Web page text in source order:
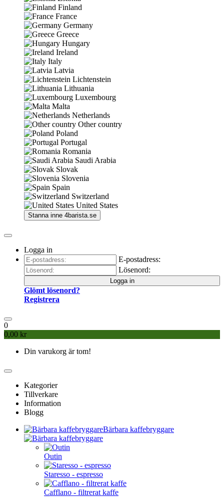
Finland
France
Germany
Greece
Hungary
Ireland
Italy
Latvia
Lichtenstein
Lithuania
Luxembourg
Malta
Netherlands
Other country
Poland
Portugal
Romania
Saudi Arabia
Slovak
Slovenia
Spain
Switzerland
United States
Stanna inne 4barista.se
Logga in
E-postadress:
Lösenord:
Logga in
Glömt lösenord?
Registrera
0
0,00 kr
Din varukorg är tom!
Kategorier
Tillverkare
Information
Blogg
Bärbara kaffebryggare
Outin
Staresso - espresso
Cafflano - filtrerat kaffe